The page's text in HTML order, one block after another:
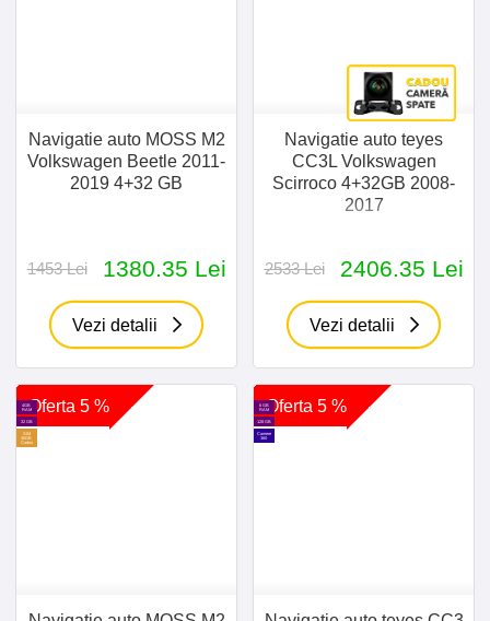
Navigatie auto MOSS M2
Volkswagen Beetle 2011-
2019 4+32 GB
1453 Lei 1380.35 Lei
Vezi detalii
Navigatie auto teyes
CC3L Volkswagen
Scirroco 4+32GB 2008-
2017
2533 Lei 2406.35 Lei
Vezi detalii
Oferta 5 %
4GB
RAM
32 GB
SIM
30GB
Cadou
Oferta 5 %
6 GB
RAM
128 GB
Camere
360